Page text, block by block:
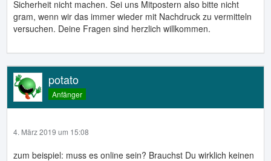
Sicherheit nicht machen. Sei uns Mitpostern also bitte nicht
gram, wenn wir das immer wieder mit Nachdruck zu vermitteln
versuchen. Deine Fragen sind herzlich willkommen.
potato
Anfänger
4. März 2019 um 15:08
zum beispiel: muss es online sein? Brauchst Du wirklich keinen